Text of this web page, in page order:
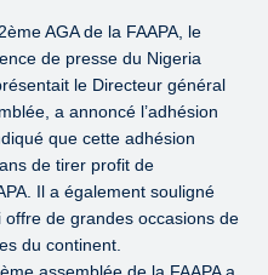
AGA de la FAAPA, le
de presse du Nigeria
le Directeur général
a annoncé l’adhésion
que cette adhésion
de tirer profit de
Il a également souligné
de grandes occasions de
du continent.